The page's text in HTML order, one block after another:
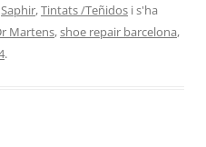
Saphir,Tintats /Teñidos i s'ha
Martens,shoe repair barcelona,
.